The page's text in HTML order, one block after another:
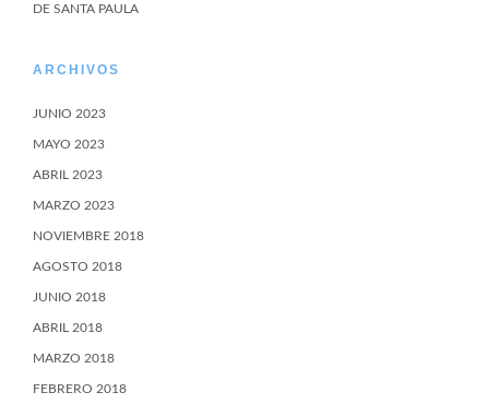
DE SANTA PAULA
ARCHIVOS
JUNIO 2023
MAYO 2023
ABRIL 2023
MARZO 2023
NOVIEMBRE 2018
AGOSTO 2018
JUNIO 2018
ABRIL 2018
MARZO 2018
FEBRERO 2018